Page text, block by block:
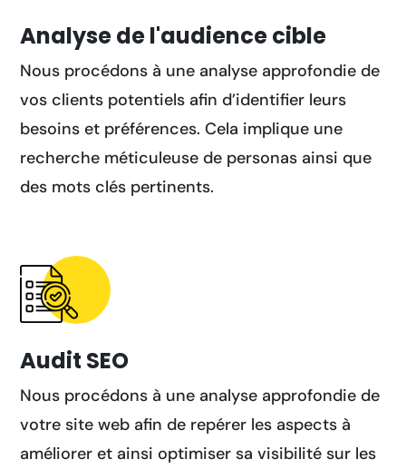
Analyse de l'audience cible
Nous procédons à une analyse approfondie de
vos clients potentiels afin d’identifier leurs
besoins et préférences. Cela implique une
recherche méticuleuse de personas ainsi que
des mots clés pertinents.
Audit SEO
Nous procédons à une analyse approfondie de
votre site web afin de repérer les aspects à
améliorer et ainsi optimiser sa visibilité sur les